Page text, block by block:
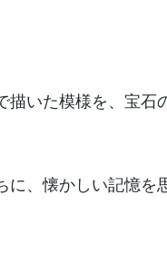
描いた模様を、宝石
、懐かしい記憶を